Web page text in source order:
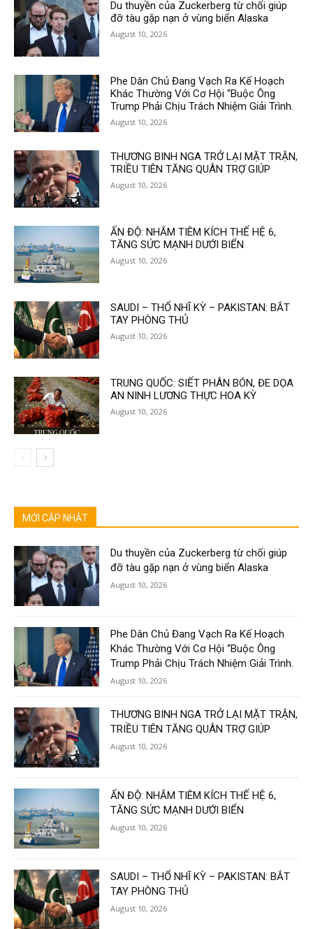
Du thuyền của Zuckerberg từ chối giúp
đỡ tàu gặp nạn ở vùng biển Alaska
August 10, 2026
Phe Dân Chủ Đang Vạch Ra Kế Hoạch
Khác Thường Với Cơ Hội “Buộc Ông
Trump Phải Chịu Trách Nhiệm Giải Trình.
August 10, 2026
THƯƠNG BINH NGA TRỞ LẠI MẶT TRẬN,
TRIỀU TIÊN TĂNG QUÂN TRỢ GIÚP
August 10, 2026
ẤN ĐỘ: NHẮM TIÊM KÍCH THẾ HỆ 6,
TĂNG SỨC MẠNH DƯỚI BIỂN
August 10, 2026
SAUDI – THỔ NHĨ KỲ – PAKISTAN: BẮT
TAY PHÒNG THỦ
August 10, 2026
TRUNG QUỐC: SIẾT PHÂN BÓN, ĐE DỌA
AN NINH LƯƠNG THỰC HOA KỲ
August 10, 2026
MỚI CẬP NHẬT
Du thuyền của Zuckerberg từ chối giúp
đỡ tàu gặp nạn ở vùng biển Alaska
August 10, 2026
Phe Dân Chủ Đang Vạch Ra Kế Hoạch
Khác Thường Với Cơ Hội “Buộc Ông
Trump Phải Chịu Trách Nhiệm Giải Trình.
August 10, 2026
THƯƠNG BINH NGA TRỞ LẠI MẶT TRẬN,
TRIỀU TIÊN TĂNG QUÂN TRỢ GIÚP
August 10, 2026
ẤN ĐỘ: NHẮM TIÊM KÍCH THẾ HỆ 6,
TĂNG SỨC MẠNH DƯỚI BIỂN
August 10, 2026
SAUDI – THỔ NHĨ KỲ – PAKISTAN: BẮT
TAY PHÒNG THỦ
August 10, 2026